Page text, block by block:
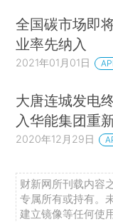
全国碳市场即
业率先纳入
2021年01月01日
大唐连城发电
入华能集团重
2020年12月29日
财新网所刊载内容
专属所有或持有。
建立镜像等任何使用